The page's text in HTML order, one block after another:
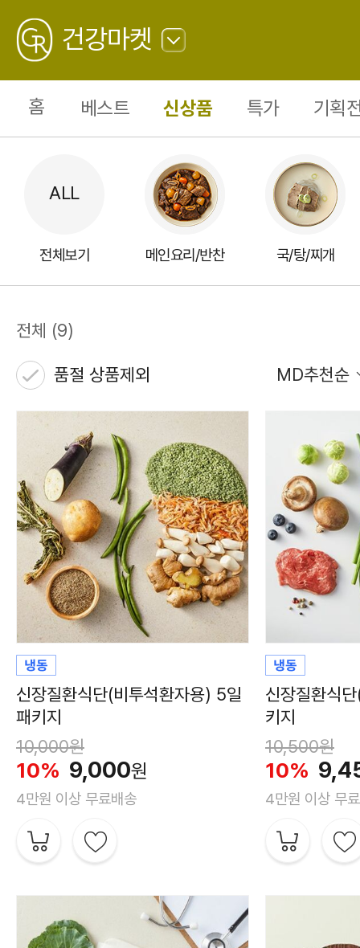
GREATING
건강마켓
로
홈 베스트 신상품 특가 기획
전체보기 메인요리/반찬 국/탕/찌개
전체 (9)
품절 상품제외 MD추천순
신장질환식단(비투석환자용) 5일
패키지
10,000원
10% 9,000원
4만원 이상 무료배송
신장질환식
키지
10,500원
10%
4만원 이상 무